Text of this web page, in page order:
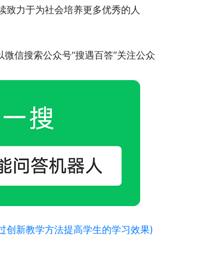
致力于为社会培养更多优秀的人
信搜索公众号“搜遇百答”关注公众
创新教学方法提高学生的学习效果)